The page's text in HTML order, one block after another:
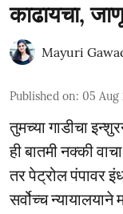
काढायचा,
Mayuri
Published on: 05 Aug
तुमच्या गाडीचा
ही बातमी नक्की
तर पेट्रोल पंपावर
सर्वोच्च